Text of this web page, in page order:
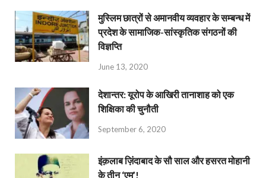
मुस्लिम छात्रों से अमानवीय व्यवहार के सम्बन्ध में
प्रदेश के सामाजिक-सांस्कृतिक संगठनों की
विज्ञप्ति
June 13, 2020
देशान्‍तर: यूरोप के आखिरी तानाशाह को एक
शिक्षिका की चुनौती
September 6, 2020
इंक़लाब ज़िंदाबाद के सौ साल और हसरत मोहानी
के तीन ‘एम’!